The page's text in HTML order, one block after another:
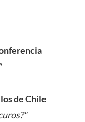
de Chile